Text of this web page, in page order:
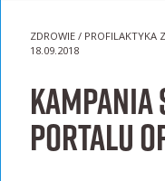
ZDROWIE /
18.09.2018
portalu